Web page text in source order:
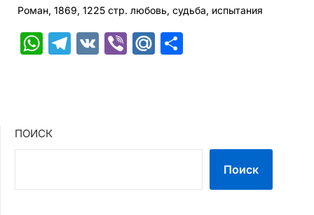
Роман, 1869, 1225 стр. любовь, судьба, испытания
WhatsApp
Telegram
VK ViberMail.Ru
ПОИСК
Поиск